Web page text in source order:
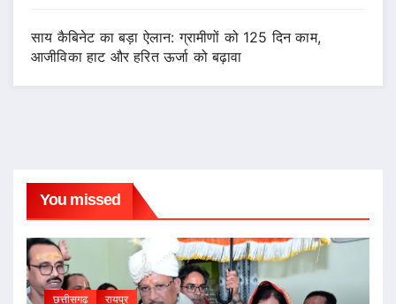
साय कैबिनेट का बड़ा ऐलान: ग्रामीणों को 125 दिन काम,
आजीविका हाट और हरित ऊर्जा को बढ़ावा
You missed
छत्तीसगढ़ रायपुर